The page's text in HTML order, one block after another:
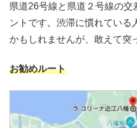
県道26号線と県道２号線の交
ントです。渋滞に慣れている
かもしれませんが、敢えて突
お勧めルート